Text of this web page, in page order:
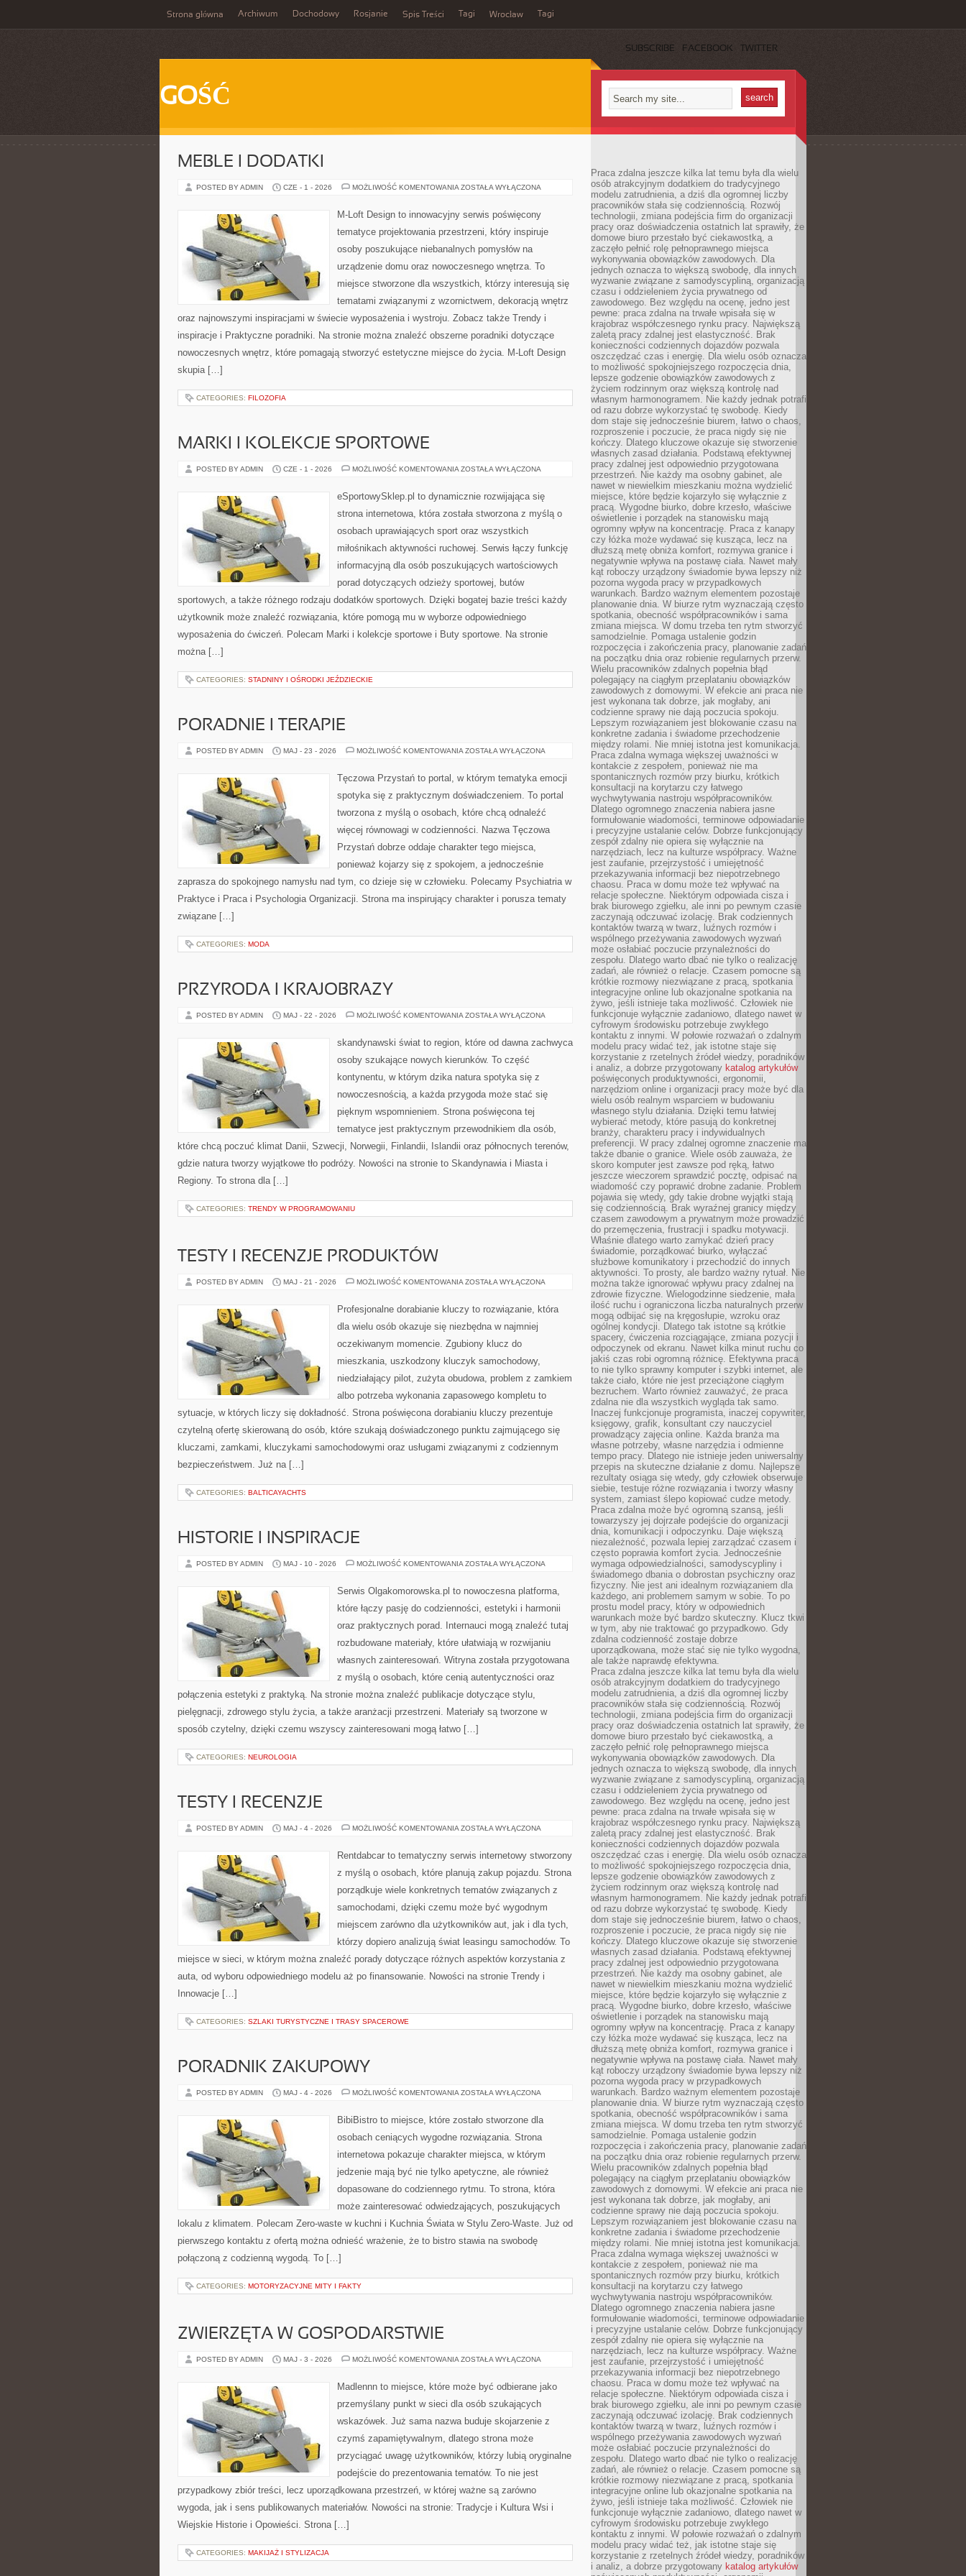
Strona główna Archiwum Dochodowy Rosjanie Spis Treści Tagi Wrocław Tagi
SUBSCRIBE FACEBOOK TWITTER
GOŚĆ
MEBLE I DODATKI
POSTED BY ADMIN CZE - 1 - 2026 MOŻLIWOŚĆ KOMENTOWANIA MEBLE
ZOSTAŁA WYŁĄCZONA
M-Loft Design to innowacyjny serwis poświęcony
tematyce projektowania przestrzeni, który inspiruje
osoby poszukujące niebanalnych pomysłów na
urządzenie domu oraz nowoczesnego wnętrza. To
miejsce stworzone dla wszystkich, którzy interesują się
tematami związanymi z wzornictwem, dekoracją wnętrz
oraz najnowszymi inspiracjami w świecie wyposażenia i wystroju. Zobacz także Trendy i
inspiracje i Praktyczne poradniki. Na stronie można znaleźć obszerne poradniki dotyczące
nowoczesnych wnętrz, które pomagają stworzyć estetyczne miejsce do życia. M-Loft Design
skupia […]
CATEGORIES: FILOZOFIA
MARKI I KOLEKCJE SPORTOWE
POSTED BY ADMIN CZE - 1 - 2026 MOŻLIWOŚĆ KOMENTOWANIA MARKI
SPORTOWE
ZOSTAŁA WYŁĄCZONA
eSportowySklep.pl to dynamicznie rozwijająca się
strona internetowa, która została stworzona z myślą o
osobach uprawiających sport oraz wszystkich
miłośnikach aktywności ruchowej. Serwis łączy funkcję
informacyjną dla osób poszukujących wartościowych
porad dotyczących odzieży sportowej, butów
sportowych, a także różnego rodzaju dodatków sportowych. Dzięki bogatej bazie treści każdy
użytkownik może znaleźć rozwiązania, które pomogą mu w wyborze odpowiedniego
wyposażenia do ćwiczeń. Polecam Marki i kolekcje sportowe i Buty sportowe. Na stronie
można […]
CATEGORIES: STADNINY I OŚRODKI JEŹDZIECKIE
PORADNIE I TERAPIE
POSTED BY ADMIN MAJ - 23 - 2026 MOŻLIWOŚĆ KOMENTOWANIA PORADNIE
ZOSTAŁA WYŁĄCZONA
Tęczowa Przystań to portal, w którym tematyka emocji
spotyka się z praktycznym doświadczeniem. To portal
tworzona z myślą o osobach, które chcą odnaleźć
więcej równowagi w codzienności. Nazwa Tęczowa
Przystań dobrze oddaje charakter tego miejsca,
ponieważ kojarzy się z spokojem, a jednocześnie
zaprasza do spokojnego namysłu nad tym, co dzieje się w człowieku. Polecamy Psychiatria w
Praktyce i Praca i Psychologia Organizacji. Strona ma inspirujący charakter i porusza tematy
związane […]
CATEGORIES: MODA
PRZYRODA I KRAJOBRAZY
POSTED BY ADMIN MAJ - 22 - 2026 MOŻLIWOŚĆ KOMENTOWANIA PRZYRODA
ZOSTAŁA WYŁĄCZONA
skandynawski świat to region, które od dawna zachwyca
osoby szukające nowych kierunków. To część
kontynentu, w którym dzika natura spotyka się z
nowoczesnością, a każda przygoda może stać się
pięknym wspomnieniem. Strona poświęcona tej
tematyce jest praktycznym przewodnikiem dla osób,
które chcą poczuć klimat Danii, Szwecji, Norwegii, Finlandii, Islandii oraz północnych terenów,
gdzie natura tworzy wyjątkowe tło podróży. Nowości na stronie to Skandynawia i Miasta i
Regiony. To strona dla […]
CATEGORIES: TRENDY W PROGRAMOWANIU
TESTY I RECENZJE PRODUKTÓW
POSTED BY ADMIN MAJ - 21 - 2026 MOŻLIWOŚĆ KOMENTOWANIA TESTY
PRODUKTÓW
ZOSTAŁA WYŁĄCZONA
Profesjonalne dorabianie kluczy to rozwiązanie, która
dla wielu osób okazuje się niezbędna w najmniej
oczekiwanym momencie. Zgubiony klucz do
mieszkania, uszkodzony kluczyk samochodowy,
niedziałający pilot, zużyta obudowa, problem z zamkiem
albo potrzeba wykonania zapasowego kompletu to
sytuacje, w których liczy się dokładność. Strona poświęcona dorabianiu kluczy prezentuje
czytelną ofertę skierowaną do osób, które szukają doświadczonego punktu zajmującego się
kluczami, zamkami, kluczykami samochodowymi oraz usługami związanymi z codziennym
bezpieczeństwem. Już na […]
CATEGORIES: BALTICAYACHTS
HISTORIE I INSPIRACJE
POSTED BY ADMIN MAJ - 10 - 2026 MOŻLIWOŚĆ KOMENTOWANIA HISTORIE
ZOSTAŁA WYŁĄCZONA
Serwis Olgakomorowska.pl to nowoczesna platforma,
które łączy pasję do codzienności, estetyki i harmonii
oraz praktycznych porad. Internauci mogą znaleźć tutaj
rozbudowane materiały, które ułatwiają w rozwijaniu
własnych zainteresowań. Witryna została przygotowana
z myślą o osobach, które cenią autentyczności oraz
połączenia estetyki z praktyką. Na stronie można znaleźć publikacje dotyczące stylu,
pielęgnacji, zdrowego stylu życia, a także aranżacji przestrzeni. Materiały są tworzone w
sposób czytelny, dzięki czemu wszyscy zainteresowani mogą łatwo […]
CATEGORIES: NEUROLOGIA
TESTY I RECENZJE
POSTED BY ADMIN MAJ - 4 - 2026 MOŻLIWOŚĆ KOMENTOWANIA TESTY
ZOSTAŁA WYŁĄCZONA
Rentdabcar to tematyczny serwis internetowy stworzony
z myślą o osobach, które planują zakup pojazdu. Strona
porządkuje wiele konkretnych tematów związanych z
samochodami, dzięki czemu może być wygodnym
miejscem zarówno dla użytkowników aut, jak i dla tych,
którzy dopiero analizują świat leasingu samochodów. To
miejsce w sieci, w którym można znaleźć porady dotyczące różnych aspektów korzystania z
auta, od wyboru odpowiedniego modelu aż po finansowanie. Nowości na stronie Trendy i
Innowacje […]
CATEGORIES: SZLAKI TURYSTYCZNE I TRASY SPACEROWE
PORADNIK ZAKUPOWY
POSTED BY ADMIN MAJ - 4 - 2026 MOŻLIWOŚĆ KOMENTOWANIA PORADNIK
ZOSTAŁA WYŁĄCZONA
BibiBistro to miejsce, które zostało stworzone dla
osobach ceniących wygodne rozwiązania. Strona
internetowa pokazuje charakter miejsca, w którym
jedzenie mają być nie tylko apetyczne, ale również
dopasowane do codziennego rytmu. To strona, która
może zainteresować odwiedzających, poszukujących
lokalu z klimatem. Polecam Zero-waste w kuchni i Kuchnia Świata w Stylu Zero-Waste. Już od
pierwszego kontaktu z ofertą można odnieść wrażenie, że to bistro stawia na swobodę
połączoną z codzienną wygodą. To […]
CATEGORIES: MOTORYZACYJNE MITY I FAKTY
ZWIERZĘTA W GOSPODARSTWIE
POSTED BY ADMIN MAJ - 3 - 2026 MOŻLIWOŚĆ KOMENTOWANIA ZWIERZĘTA
ZOSTAŁA WYŁĄCZONA
Madlennn to miejsce, które może być odbierane jako
przemyślany punkt w sieci dla osób szukających
wskazówek. Już sama nazwa buduje skojarzenie z
czymś zapamiętywalnym, dlatego strona może
przyciągać uwagę użytkowników, którzy lubią oryginalne
podejście do prezentowania tematów. To nie jest
przypadkowy zbiór treści, lecz uporządkowana przestrzeń, w której ważne są zarówno
wygoda, jak i sens publikowanych materiałów. Nowości na stronie: Tradycje i Kultura Wsi i
Wiejskie Historie i Opowieści. Strona […]
CATEGORIES: MAKIJAŻ I STYLIZACJA
Praca zdalna jeszcze kilka lat temu była dla wielu
osób atrakcyjnym dodatkiem do tradycyjnego
modelu zatrudnienia, a dziś dla ogromnej liczby
pracowników stała się codziennością. Rozwój
technologii, zmiana podejścia firm do organizacji
pracy oraz doświadczenia ostatnich lat sprawiły, że
domowe biuro przestało być ciekawostką, a
zaczęło pełnić rolę pełnoprawnego miejsca
wykonywania obowiązków zawodowych. Dla
jednych oznacza to większą swobodę, dla innych
wyzwanie związane z samodyscypliną, organizacją
czasu i oddzieleniem życia prywatnego od
zawodowego. Bez względu na ocenę, jedno jest
pewne: praca zdalna na trwałe wpisała się w
krajobraz współczesnego rynku pracy. Największą
zaletą pracy zdalnej jest elastyczność. Brak
konieczności codziennych dojazdów pozwala
oszczędzać czas i energię. Dla wielu osób oznacza
to możliwość spokojniejszego rozpoczęcia dnia,
lepsze godzenie obowiązków zawodowych z
życiem rodzinnym oraz większą kontrolę nad
własnym harmonogramem. Nie każdy jednak potrafi
od razu dobrze wykorzystać tę swobodę. Kiedy
dom staje się jednocześnie biurem, łatwo o chaos,
rozproszenie i poczucie, że praca nigdy się nie
kończy. Dlatego kluczowe okazuje się stworzenie
własnych zasad działania. Podstawą efektywnej
pracy zdalnej jest odpowiednio przygotowana
przestrzeń. Nie każdy ma osobny gabinet, ale
nawet w niewielkim mieszkaniu można wydzielić
miejsce, które będzie kojarzyło się wyłącznie z
pracą. Wygodne biurko, dobre krzesło, właściwe
oświetlenie i porządek na stanowisku mają
ogromny wpływ na koncentrację. Praca z kanapy
czy łóżka może wydawać się kusząca, lecz na
dłuższą metę obniża komfort, rozmywa granice i
negatywnie wpływa na postawę ciała. Nawet mały
kąt roboczy urządzony świadomie bywa lepszy niż
pozorna wygoda pracy w przypadkowych
warunkach. Bardzo ważnym elementem pozostaje
planowanie dnia. W biurze rytm wyznaczają często
spotkania, obecność współpracowników i sama
zmiana miejsca. W domu trzeba ten rytm stworzyć
samodzielnie. Pomaga ustalenie godzin
rozpoczęcia i zakończenia pracy, planowanie zadań
na początku dnia oraz robienie regularnych przerw.
Wielu pracowników zdalnych popełnia błąd
polegający na ciągłym przeplataniu obowiązków
zawodowych z domowymi. W efekcie ani praca nie
jest wykonana tak dobrze, jak mogłaby, ani
codzienne sprawy nie dają poczucia spokoju.
Lepszym rozwiązaniem jest blokowanie czasu na
konkretne zadania i świadome przechodzenie
między rolami. Nie mniej istotna jest komunikacja.
Praca zdalna wymaga większej uważności w
kontakcie z zespołem, ponieważ nie ma
spontanicznych rozmów przy biurku, krótkich
konsultacji na korytarzu czy łatwego
wychwytywania nastroju współpracowników.
Dlatego ogromnego znaczenia nabiera jasne
formułowanie wiadomości, terminowe odpowiadanie
i precyzyjne ustalanie celów. Dobrze funkcjonujący
zespół zdalny nie opiera się wyłącznie na
narzędziach, lecz na kulturze współpracy. Ważne
jest zaufanie, przejrzystość i umiejętność
przekazywania informacji bez niepotrzebnego
chaosu. Praca w domu może też wpływać na
relacje społeczne. Niektórym odpowiada cisza i
brak biurowego zgiełku, ale inni po pewnym czasie
zaczynają odczuwać izolację. Brak codziennych
kontaktów twarzą w twarz, luźnych rozmów i
wspólnego przeżywania zawodowych wyzwań
może osłabiać poczucie przynależności do
zespołu. Dlatego warto dbać nie tylko o realizację
zadań, ale również o relacje. Czasem pomocne są
krótkie rozmowy niezwiązane z pracą, spotkania
integracyjne online lub okazjonalne spotkania na
żywo, jeśli istnieje taka możliwość. Człowiek nie
funkcjonuje wyłącznie zadaniowo, dlatego nawet w
cyfrowym środowisku potrzebuje zwykłego
kontaktu z innymi. W połowie rozważań o zdalnym
modelu pracy widać też, jak istotne staje się
korzystanie z rzetelnych źródeł wiedzy, poradników
i analiz, a dobrze przygotowany katalog artykułów
poświęconych produktywności, ergonomii,
narzędziom online i organizacji pracy może być dla
wielu osób realnym wsparciem w budowaniu
własnego stylu działania. Dzięki temu łatwiej
wybierać metody, które pasują do konkretnej
branży, charakteru pracy i indywidualnych
preferencji. W pracy zdalnej ogromne znaczenie ma
także dbanie o granice. Wiele osób zauważa, że
skoro komputer jest zawsze pod ręką, łatwo
jeszcze wieczorem sprawdzić pocztę, odpisać na
wiadomość czy poprawić drobne zadanie. Problem
pojawia się wtedy, gdy takie drobne wyjątki stają
się codziennością. Brak wyraźnej granicy między
czasem zawodowym a prywatnym może prowadzić
do przemęczenia, frustracji i spadku motywacji.
Właśnie dlatego warto zamykać dzień pracy
świadomie, porządkować biurko, wyłączać
służbowe komunikatory i przechodzić do innych
aktywności. To prosty, ale bardzo ważny rytuał. Nie
można także ignorować wpływu pracy zdalnej na
zdrowie fizyczne. Wielogodzinne siedzenie, mała
ilość ruchu i ograniczona liczba naturalnych przerw
mogą odbijać się na kręgosłupie, wzroku oraz
ogólnej kondycji. Dlatego tak istotne są krótkie
spacery, ćwiczenia rozciągające, zmiana pozycji i
odpoczynek od ekranu. Nawet kilka minut ruchu co
jakiś czas robi ogromną różnicę. Efektywna praca
to nie tylko sprawny komputer i szybki internet, ale
także ciało, które nie jest przeciążone ciągłym
bezruchem. Warto również zauważyć, że praca
zdalna nie dla wszystkich wygląda tak samo.
Inaczej funkcjonuje programista, inaczej copywriter,
księgowy, grafik, konsultant czy nauczyciel
prowadzący zajęcia online. Każda branża ma
własne potrzeby, własne narzędzia i odmienne
tempo pracy. Dlatego nie istnieje jeden uniwersalny
przepis na skuteczne działanie z domu. Najlepsze
rezultaty osiąga się wtedy, gdy człowiek obserwuje
siebie, testuje różne rozwiązania i tworzy własny
system, zamiast ślepo kopiować cudze metody.
Praca zdalna może być ogromną szansą, jeśli
towarzyszy jej dojrzałe podejście do organizacji
dnia, komunikacji i odpoczynku. Daje większą
niezależność, pozwala lepiej zarządzać czasem i
często poprawia komfort życia. Jednocześnie
wymaga odpowiedzialności, samodyscypliny i
świadomego dbania o dobrostan psychiczny oraz
fizyczny. Nie jest ani idealnym rozwiązaniem dla
każdego, ani problemem samym w sobie. To po
prostu model pracy, który w odpowiednich
warunkach może być bardzo skuteczny. Klucz tkwi
w tym, aby nie traktować go przypadkowo. Gdy
zdalna codzienność zostaje dobrze
uporządkowana, może stać się nie tylko wygodna,
ale także naprawdę efektywna.
Praca zdalna jeszcze kilka lat temu była dla wielu
osób atrakcyjnym dodatkiem do tradycyjnego
modelu zatrudnienia, a dziś dla ogromnej liczby
pracowników stała się codziennością. Rozwój
technologii, zmiana podejścia firm do organizacji
pracy oraz doświadczenia ostatnich lat sprawiły, że
domowe biuro przestało być ciekawostką, a
zaczęło pełnić rolę pełnoprawnego miejsca
wykonywania obowiązków zawodowych. Dla
jednych oznacza to większą swobodę, dla innych
wyzwanie związane z samodyscypliną, organizacją
czasu i oddzieleniem życia prywatnego od
zawodowego. Bez względu na ocenę, jedno jest
pewne: praca zdalna na trwałe wpisała się w
krajobraz współczesnego rynku pracy. Największą
zaletą pracy zdalnej jest elastyczność. Brak
konieczności codziennych dojazdów pozwala
oszczędzać czas i energię. Dla wielu osób oznacza
to możliwość spokojniejszego rozpoczęcia dnia,
lepsze godzenie obowiązków zawodowych z
życiem rodzinnym oraz większą kontrolę nad
własnym harmonogramem. Nie każdy jednak potrafi
od razu dobrze wykorzystać tę swobodę. Kiedy
dom staje się jednocześnie biurem, łatwo o chaos,
rozproszenie i poczucie, że praca nigdy się nie
kończy. Dlatego kluczowe okazuje się stworzenie
własnych zasad działania. Podstawą efektywnej
pracy zdalnej jest odpowiednio przygotowana
przestrzeń. Nie każdy ma osobny gabinet, ale
nawet w niewielkim mieszkaniu można wydzielić
miejsce, które będzie kojarzyło się wyłącznie z
pracą. Wygodne biurko, dobre krzesło, właściwe
oświetlenie i porządek na stanowisku mają
ogromny wpływ na koncentrację. Praca z kanapy
czy łóżka może wydawać się kusząca, lecz na
dłuższą metę obniża komfort, rozmywa granice i
negatywnie wpływa na postawę ciała. Nawet mały
kąt roboczy urządzony świadomie bywa lepszy niż
pozorna wygoda pracy w przypadkowych
warunkach. Bardzo ważnym elementem pozostaje
planowanie dnia. W biurze rytm wyznaczają często
spotkania, obecność współpracowników i sama
zmiana miejsca. W domu trzeba ten rytm stworzyć
samodzielnie. Pomaga ustalenie godzin
rozpoczęcia i zakończenia pracy, planowanie zadań
na początku dnia oraz robienie regularnych przerw.
Wielu pracowników zdalnych popełnia błąd
polegający na ciągłym przeplataniu obowiązków
zawodowych z domowymi. W efekcie ani praca nie
jest wykonana tak dobrze, jak mogłaby, ani
codzienne sprawy nie dają poczucia spokoju.
Lepszym rozwiązaniem jest blokowanie czasu na
konkretne zadania i świadome przechodzenie
między rolami. Nie mniej istotna jest komunikacja.
Praca zdalna wymaga większej uważności w
kontakcie z zespołem, ponieważ nie ma
spontanicznych rozmów przy biurku, krótkich
konsultacji na korytarzu czy łatwego
wychwytywania nastroju współpracowników.
Dlatego ogromnego znaczenia nabiera jasne
formułowanie wiadomości, terminowe odpowiadanie
i precyzyjne ustalanie celów. Dobrze funkcjonujący
zespół zdalny nie opiera się wyłącznie na
narzędziach, lecz na kulturze współpracy. Ważne
jest zaufanie, przejrzystość i umiejętność
przekazywania informacji bez niepotrzebnego
chaosu. Praca w domu może też wpływać na
relacje społeczne. Niektórym odpowiada cisza i
brak biurowego zgiełku, ale inni po pewnym czasie
zaczynają odczuwać izolację. Brak codziennych
kontaktów twarzą w twarz, luźnych rozmów i
wspólnego przeżywania zawodowych wyzwań
może osłabiać poczucie przynależności do
zespołu. Dlatego warto dbać nie tylko o realizację
zadań, ale również o relacje. Czasem pomocne są
krótkie rozmowy niezwiązane z pracą, spotkania
integracyjne online lub okazjonalne spotkania na
żywo, jeśli istnieje taka możliwość. Człowiek nie
funkcjonuje wyłącznie zadaniowo, dlatego nawet w
cyfrowym środowisku potrzebuje zwykłego
kontaktu z innymi. W połowie rozważań o zdalnym
modelu pracy widać też, jak istotne staje się
korzystanie z rzetelnych źródeł wiedzy, poradników
i analiz, a dobrze przygotowany katalog artykułów